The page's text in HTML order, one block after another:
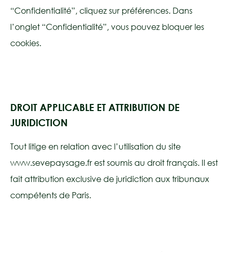
“Confidentialité”, cliquez sur préférences. Dans
l’onglet “Confidentialité”, vous pouvez bloquer les
cookies.
DROIT APPLICABLE ET ATTRIBUTION DE
JURIDICTION
Tout litige en relation avec l’utilisation du site
www.sevepaysage.fr est soumis au droit français. Il est
fait attribution exclusive de juridiction aux tribunaux
compétents de Paris.